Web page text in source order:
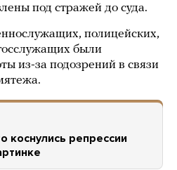
под стражей до суда.
полицейских,
были
из-за подозрений в связи
коснулись репрессии